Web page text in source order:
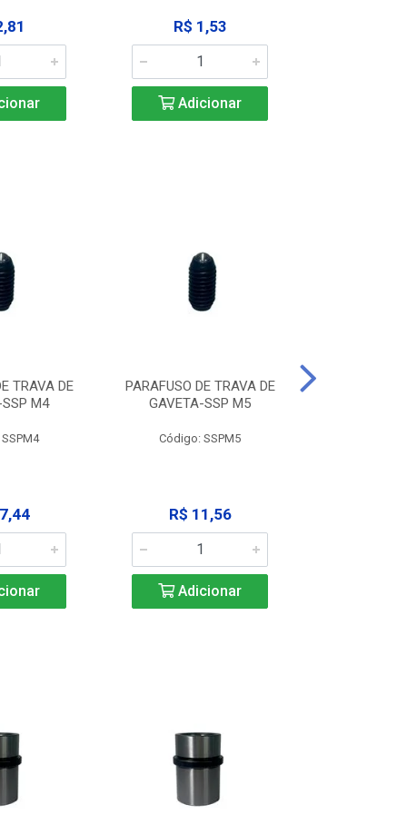
R$ 1,53
Adicionar
TRAVA DE
M4
PARAFUSO DE TRAVA DE
GAVETA-SSP M5
Código: SSPM5
R$ 11,56
Adicionar